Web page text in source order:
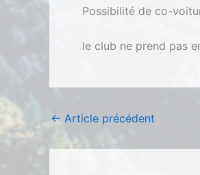
Possibilité de co-
le club ne prend pas
← Article précédent